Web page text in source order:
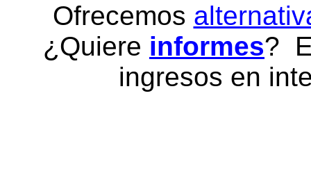
Ofrecemos
¿Quiere informes?
ingresos en